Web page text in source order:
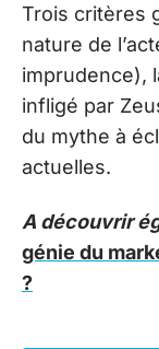
Trois critères
nature de
imprudence),
infligé par
du mythe à
actuelles.
A découvrir
génie du
?